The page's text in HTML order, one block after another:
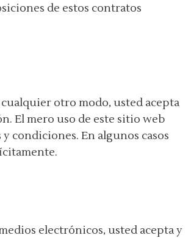
de estos contratos
otro modo, usted acepta
El mero uso de este sitio web
condiciones. En algunos casos
electrónicos, usted acepta y